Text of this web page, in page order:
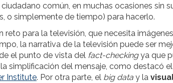
ciudadano común, en muchas ocasiones sin
o simplemente de tiempo) para hacerlo.
reto para la televisión, que necesita
la narrativa de la televisión puede ser
el punto de vista del fact-checkingya que
simplificación del mensaje, como destacó
Institute. Por otra parte, el big data y la